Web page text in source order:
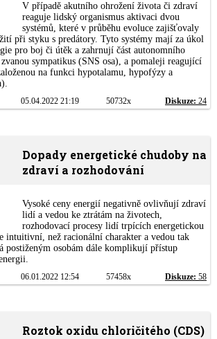
V případě akutního ohrožení života či zdraví
reaguje lidský organismus aktivaci dvou
systémů, které v průběhu evoluce zajišťovaly
při styku s predátory. Tyto systémy mají za úkol
pro boj či útěk a zahrnují část autonomního
sympatikus (SNS osa), a pomaleji reagující
na funkci hypotalamu, hypofýzy a
05.04.2022 21:19 50732x Diskuze: 24
Dopady energetické chudoby na
zdraví a rozhodování
Vysoké ceny energií negativně ovlivňují zdraví
lidí a vedou ke ztrátám na životech,
rozhodovací procesy lidí trpících energetickou
intuitivní, než racionální charakter a vedou tak
postiženým osobám dále komplikují přístup
06.01.2022 12:54 57458x Diskuze: 58
Roztok oxidu chloričitého (CDS)